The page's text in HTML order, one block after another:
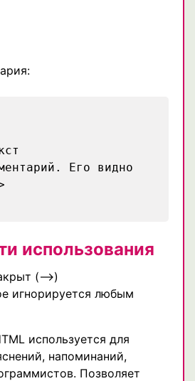
Его видно
использования
(—>)
игнорируется любым
используется для
напоминаний,
Позволяет